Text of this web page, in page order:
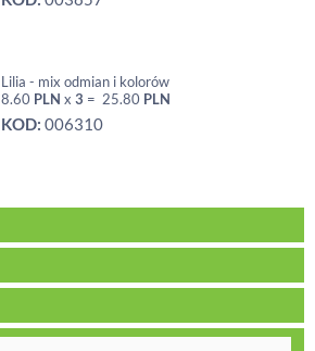
Lilia - mix odmian i kolorów
8.60 PLN x 3 = 25.80 PLN
KOD: 006310